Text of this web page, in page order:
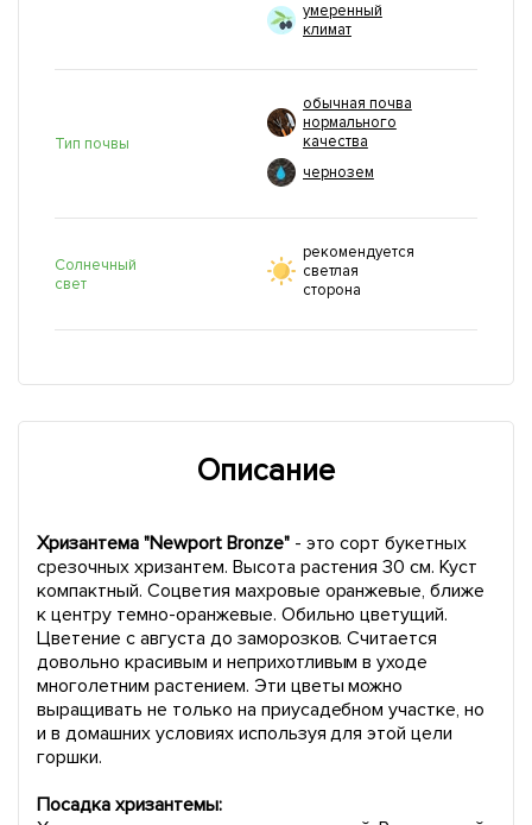
умеренный
климат
Тип почвы
обычная почва
нормального
качества
чернозем
Солнечный
свет
рекомендуется
светлая
сторона
Описание
Хризантема "Newport Bronze"- это сорт букетных
срезочных хризантем. Высота растения 30 см. Куст
компактный. Соцветия махровые оранжевые, ближе
к центру темно-оранжевые. Обильно цветущий.
Цветение с августа до заморозков. Считается
довольно красивым и неприхотливым в уходе
многолетним растением. Эти цветы можно
выращивать не только на приусадебном участке, но
и в домашних условиях используя для этой цели
горшки.
Посадка хризантемы: